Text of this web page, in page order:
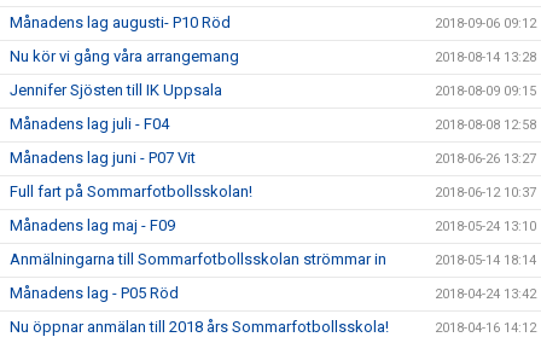
Månadens lag augusti- P10 Röd 2018-09-06 09:12
Nu kör vi gång våra arrangemang 2018-08-14 13:28
Jennifer Sjösten till IK Uppsala 2018-08-09 09:15
Månadens lag juli - F04 2018-08-08 12:58
Månadens lag juni - P07 Vit 2018-06-26 13:27
Full fart på Sommarfotbollsskolan! 2018-06-12 10:37
Månadens lag maj - F09 2018-05-24 13:10
Anmälningarna till Sommarfotbollsskolan strömmar in 2018-05-14 18:14
Månadens lag - P05 Röd 2018-04-24 13:42
Nu öppnar anmälan till 2018 års Sommarfotbollsskola! 2018-04-16 14:12